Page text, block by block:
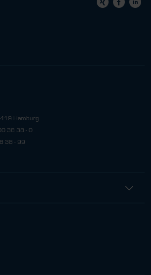
Hamburg
38 38 - 0
38 - 99